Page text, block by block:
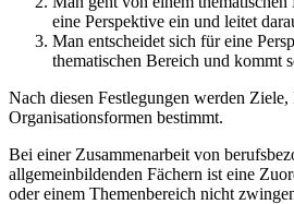
eine Perspektive ein und leitet
Man entscheidet sich für eine
thematischen Bereich und kommt
Nach diesen Festlegungen werden
Organisationsformen bestimmt.
Bei einer Zusammenarbeit von
allgemeinbildenden Fächern ist eine
oder einem Themenbereich nicht